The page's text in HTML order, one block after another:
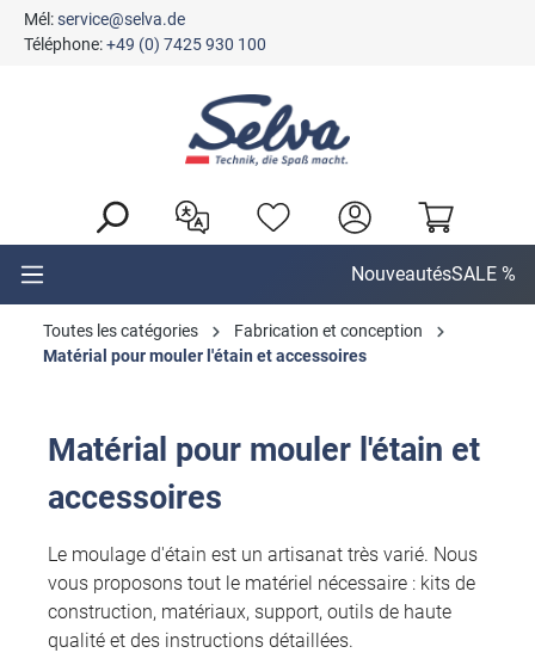
principal
Mél:service@selva.de
Téléphone:+49 (0) 7425 930 100
NouveautésSALE %
Toutes les catégories
Fabrication et conception
Matérial pour mouler l'étain et accessoires
Matérial pour mouler l'étain et
accessoires
Le moulage d'étain est un artisanat très varié. Nous
vous proposons tout le matériel nécessaire : kits de
construction, matériaux, support, outils de haute
qualité et des instructions détaillées.